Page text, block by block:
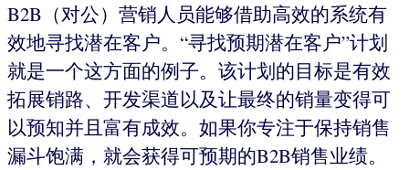
B2B（对公）营销人员能够借助高效的系统有
效地寻找潜在客户。“寻找预期潜在客户”计划
就是一个这方面的例子。该计划的目标是有效
拓展销路、开发渠道以及让最终的销量变得可
以预知并且富有成效。如果你专注于保持销售
漏斗饱满，就会获得可预期的B2B销售业绩。